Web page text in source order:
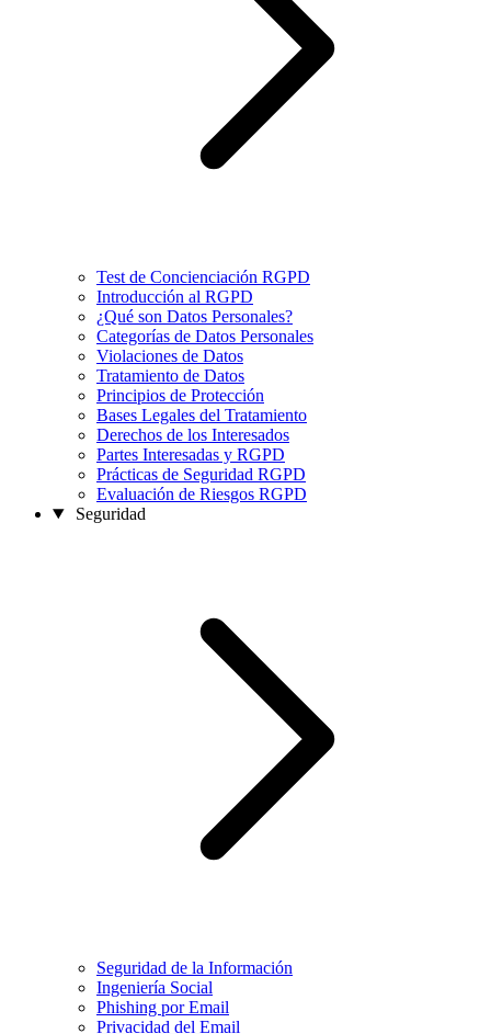
Test de Concienciación RGPD
Introducción al RGPD
¿Qué son Datos Personales?
Categorías de Datos Personales
Violaciones de Datos
Tratamiento de Datos
Principios de Protección
Bases Legales del Tratamiento
Derechos de los Interesados
Partes Interesadas y RGPD
Prácticas de Seguridad RGPD
Evaluación de Riesgos RGPD
Seguridad
Seguridad de la Información
Ingeniería Social
Phishing por Email
Privacidad del Email